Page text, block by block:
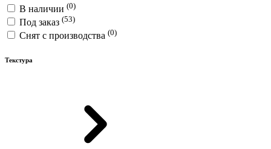
В наличии (0)
Под заказ (53)
Снят с производства (0)
Текстура